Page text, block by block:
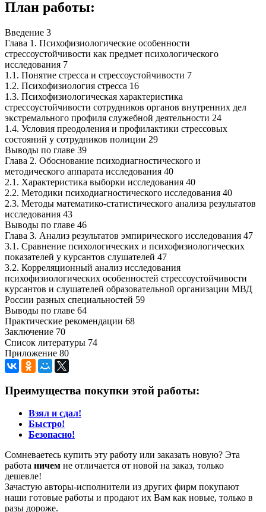
План работы:
Введение 3
Глава 1. Психофизиологические особенности
стрессоустойчивости как предмет психологического
исследования 7
1.1. Понятие стресса и стрессоустойчивости 7
1.2. Психофизиология стресса 16
1.3. Психофизиологическая характеристика
стрессоустойчивости сотрудников органов внутренних дел
экстремального профиля служебной деятельности 24
1.4. Условия преодоления и профилактики стрессовых
состояний у сотрудников полиции 29
Выводы по главе 39
Глава 2. Обоснование психодиагностического и
методического аппарата исследования 40
2.1. Характеристика выборки исследования 40
2.2. Методики психодиагностического исследования 40
2.3. Методы математико-статистического анализа результатов
исследования 43
Выводы по главе 46
Глава 3. Анализ результатов эмпирического исследования 47
3.1. Сравнение психологических и психофизиологических
показателей у курсантов слушателей 47
3.2. Корреляционный анализ исследования
психофизиологических особенностей стрессоустойчивости
курсантов и слушателей образовательной организации МВД
России разных специальностей 59
Выводы по главе 64
Практические рекомендации 68
Заключение 70
Список литературы 74
Приложение 80
Преимущества покупки этой работы:
Взял и сдал!
Быстро!
Безопасно!
Сомневаетесь купить эту работу или заказать новую? Эта
работа ничем не отличается от новой на заказ, только
дешевле!
Зачастую авторы-исполнители из других фирм покупают
наши готовые работы и продают их Вам как новые, только в
разы дороже.